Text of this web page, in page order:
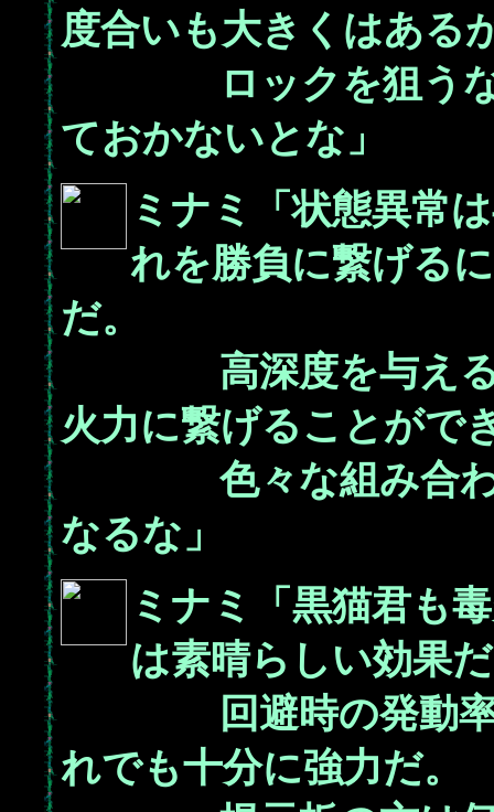
度合いも大きくはある
ロックを狙うなら
ておかないとな」
ミナミ「状態異常
れを勝負に繋げる
だ。
高深度を与えるこ
火力に繋げることがで
色々な組み合わせ
なるな」
ミナミ「黒猫君も
は素晴らしい効果
回避時の発動率は
れでも十分に強力だ。